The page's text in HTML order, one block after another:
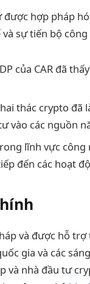
hợp pháp
sự tiến bộ
của CAR đã
thác crypto đã
vào các nguồn
lĩnh vực
đến các hoạt
và được hỗ
gia và các
và nhà đầu tư